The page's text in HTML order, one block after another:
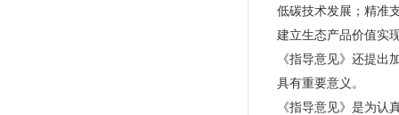
低碳技术发展；精准
建立生态产品价值实
《指导意见》还提
具有重要意义。
《指导意见》是为